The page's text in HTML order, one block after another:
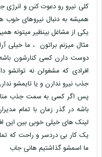
کلی نیرو رو دعوت کنن و انرژی
همیشه به دنبال نیروهای
یکی از مشاغل بینظیر میتونه
مثال میزنم براتون ، ما خیلی
دوست دارن کسی کنارشون باشه
افرادی که مشغولن نه
جذب نیرو ندارن و یا تایمشو
پس اگر کسی به سمت جذب
باشه در گذر زمان با تمام
لینک های خیلی خوبی بین این
یک کار بی دردسر و راحت که
ما اسمشو گذاشتیم هانی جاب